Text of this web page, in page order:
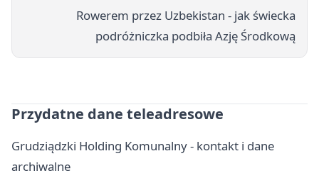
Rowerem przez Uzbekistan - jak świecka
podróżniczka podbiła Azję Środkową
Przydatne dane teleadresowe
Grudziądzki Holding Komunalny - kontakt i dane
archiwalne